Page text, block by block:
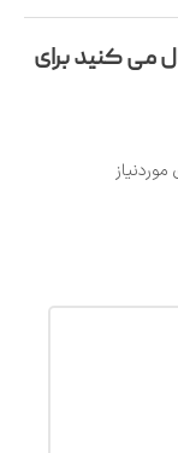
می کنید برای